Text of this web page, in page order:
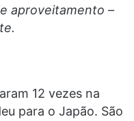
aproveitamento –
12 vezes na
para o Japão. São